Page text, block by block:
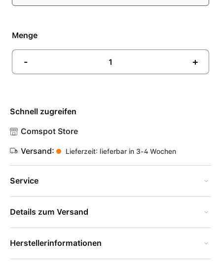
Menge
- +
Schnell zugreifen
Comspot Store
Versand: Lieferzeit: lieferbar in 3-4 Wochen
Service
Details zum Versand
Herstellerinformationen